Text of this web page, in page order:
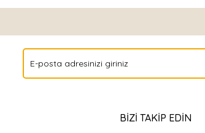
BİZİ TAKİP EDİN